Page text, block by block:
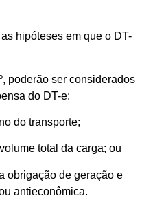
hipóteses em que o DT-
poderão ser considerados
do DT-e:
do transporte;
total da carga; ou
obrigação de geração e
antieconômica.